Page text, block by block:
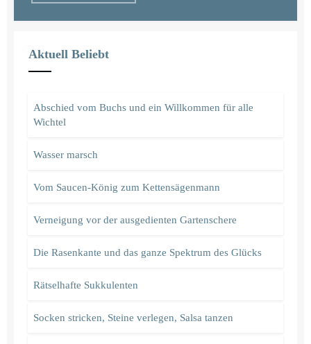
Aktuell Beliebt
Abschied vom Buchs und ein Willkommen für alle
Wichtel
Wasser marsch
Vom Saucen-König zum Kettensägenmann
Verneigung vor der ausgedienten Gartenschere
Die Rasenkante und das ganze Spektrum des Glücks
Rätselhafte Sukkulenten
Socken stricken, Steine verlegen, Salsa tanzen